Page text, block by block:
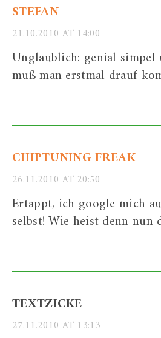
STEFAN
21.10.2010 AT 14:00
Unglaublich: genial simpel
muß man erstmal drauf
CHIPTUNING FREAK
26.11.2010 AT 20:50
Ertappt, ich google mich
selbst! Wie heist denn nun
TEXTZICKE
27.11.2010 AT 13:13